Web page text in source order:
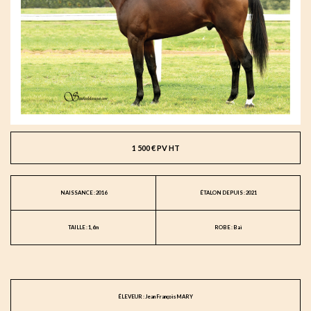
1 500 € PV HT
NAISSANCE : 2016 ÉTALON DEPUIS : 2021
TAILLE : 1,6m ROBE : Bai
ÉLEVEUR : Jean François MARY